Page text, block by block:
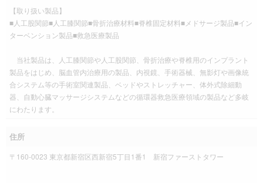
【取り扱い製品】
■人工股関節■人工膝関節■骨折治療材料■脊椎固定材料■メドサージ製品■イン
ターベンション製品■救急医療製品
当社製品は、人工膝関節や人工股関節、骨折治療や脊椎用のインプラント
製品をはじめ、脳血管内治療用の製品、内視鏡、手術器械、無影灯や画像統
合システム等の手術室関連製品、ベッドやストレッチャー、体外式除細動
器、自動心臓マッサージシステムなどの循環器救急医療領域の製品など多岐
にわたります。
住所
〒160-0023 東京都新宿区西新宿5丁目1番1 新宿ファーストタワー